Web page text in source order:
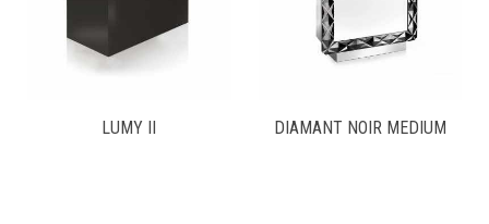
LUMY II DIAMANT NOIR MEDIUM